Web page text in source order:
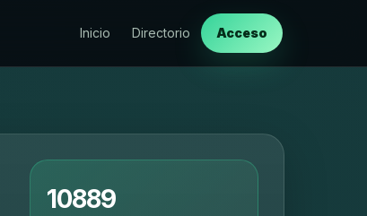
Inicio Directorio Acceso
10889